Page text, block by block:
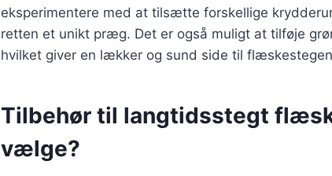
eksperimentere med at tilsætte forskellige
retten et unikt præg. Det er også muligt at tilføje
hvilket giver en lækker og sund side til
Tilbehør til langtidsstegt
vælge?